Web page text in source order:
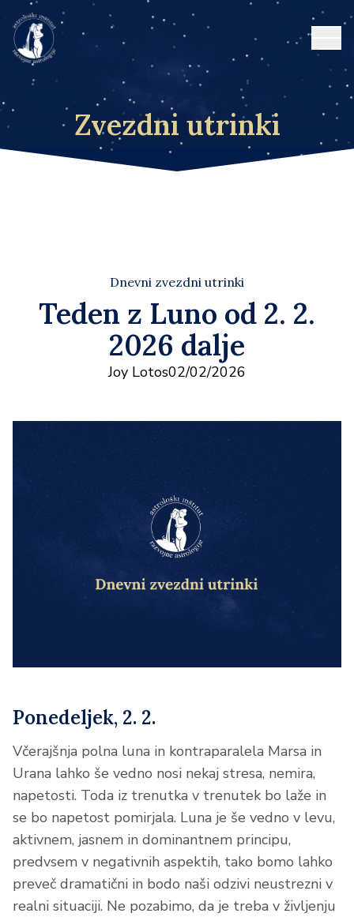
Zvezdni utrinki
Dnevni zvezdni utrinki
Teden z Luno od 2. 2.
2026 dalje
Joy Lotos02/02/2026
Ponedeljek, 2. 2.
Včerajšnja polna luna in kontraparalela Marsa in
Urana lahko še vedno nosi nekaj stresa, nemira,
napetosti. Toda iz trenutka v trenutek bo laže in
se bo napetost pomirjala. Luna je še vedno v levu,
aktivnem, jasnem in dominantnem principu,
predvsem v negativnih aspektih, tako bomo lahko
preveč dramatični in bodo naši odzivi neustrezni v
realni situaciji. Ne pozabimo, da je treba v življenju